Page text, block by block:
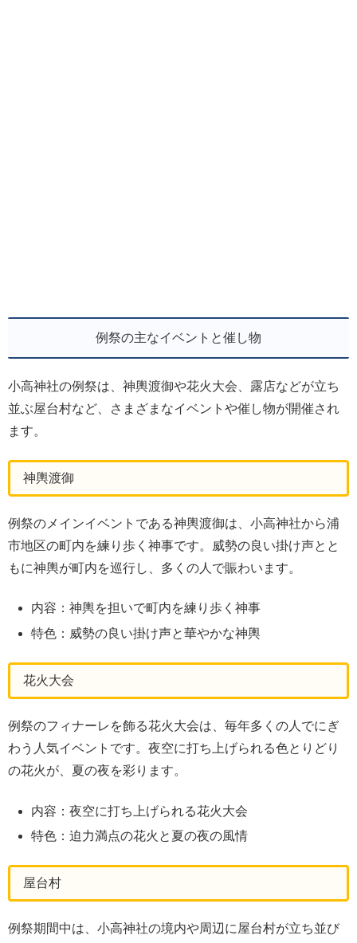
例祭の主なイベントと催し物
小高神社の例祭は、神輿渡御や花火大会、露店などが立ち
並ぶ屋台村など、さまざまなイベントや催し物が開催され
ます。
神輿渡御
例祭のメインイベントである神輿渡御は、小高神社から浦
市地区の町内を練り歩く神事です。威勢の良い掛け声とと
もに神輿が町内を巡行し、多くの人で賑わいます。
内容：神輿を担いで町内を練り歩く神事
特色：威勢の良い掛け声と華やかな神輿
花火大会
例祭のフィナーレを飾る花火大会は、毎年多くの人でにぎ
わう人気イベントです。夜空に打ち上げられる色とりどり
の花火が、夏の夜を彩ります。
内容：夜空に打ち上げられる花火大会
特色：迫力満点の花火と夏の夜の風情
屋台村
例祭期間中は、小高神社の境内や周辺に屋台村が立ち並び